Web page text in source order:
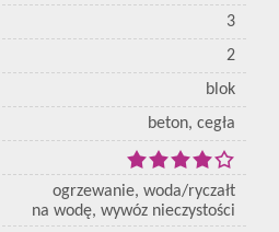
3
2
blok
beton, cegła
ogrzewanie, woda/ryczałt
na wodę, wywóz nieczystości